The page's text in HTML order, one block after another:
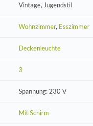
Vintage, Jugendstil
Wohnzimmer, Esszimmer
Deckenleuchte
3
Spannung: 230 V
Mit Schirm